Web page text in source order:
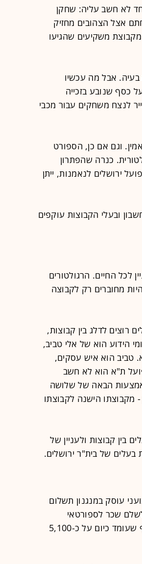
לא חשב עליה: שחקן
אצל הצהובים מחזיק
בשנת 2013 כשהיה חלק מקבוצת משקיעים שהגיעו
אבל מה עכשיו
כסף שנובע בזכייה
לנצח משחקים עבור מכבי
וגם אם כן, הספורט
כנרה שהפתרון
ירושלים לנאמנות, ייתן
ובעלי הקבוצות עוקפים
לכל החיים. הרגולטורים
מחוברים רק לקבוצה
רוצים לדלג בין קבוצות,
הידוע הוא של אלי טביב,
טביב הוא איש עסקים,
ת"א הוא לא חשב
הבאה של שלושה
- מקבוצתו הישנה לקבוצתו
בין קבוצות ולעניין של
בעלים של בית"ר ירושלים.
עוסק במנגנון תשלום
שכר לספורטאי
בתקופת השירות הצבאי שלו, אלא "החזר הוצאות" בהיקף שעומד כיום על כ-5,100